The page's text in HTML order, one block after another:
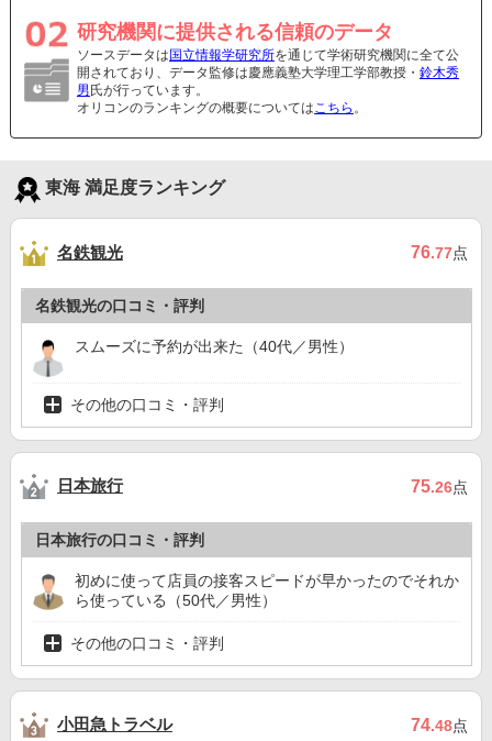
研究機関に提供される信頼のデータ
ソースデータは 国立情報学研究所を通じて学術研究機関に全て公
開されており、データ監修は慶應義塾大学理工学部教授・ 鈴木秀
男 氏が行っています。
オリコンのランキングの概要についてはこちら 。
東海 満足度ランキング
名鉄観光 76.77点
名鉄観光の口コミ・評判
スムーズに予約が出来た（40代／男性）
その他の口コミ・評判
日本旅行 75.26点
日本旅行の口コミ・評判
初めに使って店員の接客スピードが早かったのでそれか
ら使っている（50代／男性）
その他の口コミ・評判
小田急トラベル 74.48点